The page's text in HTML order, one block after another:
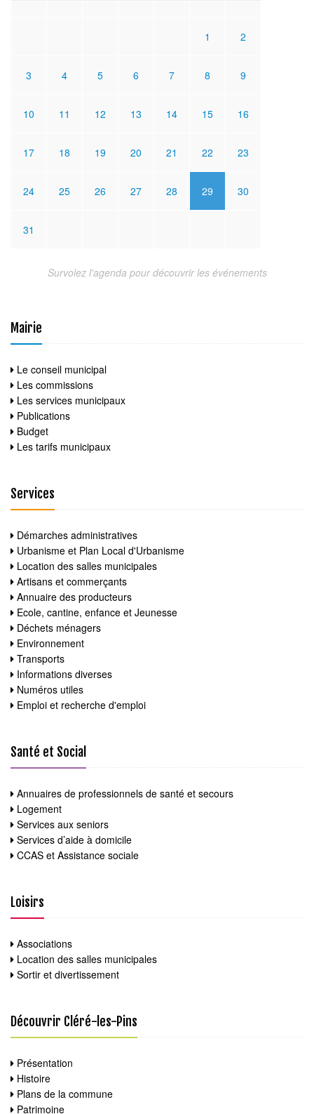
1
2
3 4 5 6 7 8 9
10 11 12 13 14 15 16
17 18 19 20 21 22 23
24 25 26 27 28 29 30
31
Survolez l'agenda pour découvrir les événements
Mairie
Le conseil municipal
Les commissions
Les services municipaux
Publications
Budget
Les tarifs municipaux
Services
Démarches administratives
Urbanisme et Plan Local d'Urbanisme
Location des salles municipales
Artisans et commerçants
Annuaire des producteurs
Ecole, cantine, enfance et Jeunesse
Déchets ménagers
Environnement
Transports
Informations diverses
Numéros utiles
Emploi et recherche d'emploi
Santé et Social
Annuaires de professionnels de santé et secours
Logement
Services aux seniors
Services d’aide à domicile
CCAS et Assistance sociale
Loisirs
Associations
Location des salles municipales
Sortir et divertissement
Découvrir Cléré-les-Pins
Présentation
Histoire
Plans de la commune
Patrimoine